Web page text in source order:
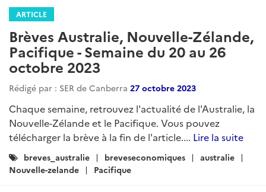
ARTICLE
Brèves Australie, Nouvelle-Zélande,
Pacifique - Semaine du 20 au 26
octobre 2023
Rédigé par : SER de Canberra 27 octobre 2023
Chaque semaine, retrouvez l'actualité de l'Australie, la
Nouvelle-Zélande et le Pacifique. Vous pouvez
télécharger la brève à la fin de l'article.... Lire la suite
Catégories
:
breves_australie breveseconomiques
australie
Nouvelle-zelande
Pacifique